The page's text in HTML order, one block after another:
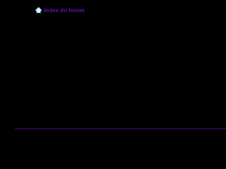
Index du forum